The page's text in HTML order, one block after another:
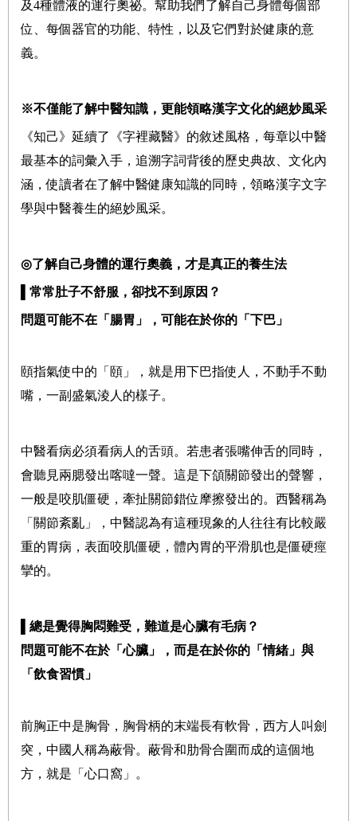
及4種體液的運行奧祕。幫助我們了解自己身體每個部
位、每個器官的功能、特性，以及它們對於健康的意
義。
※不僅能了解中醫知識 ，更能領略漢字文化的絕妙風采
《知己》延續了《字裡藏醫》的敘述風格，每章以中醫
最基本的詞彙入手，追溯字詞背後的歷史典故、文化內
涵，使讀者在了解中醫健康知識的同時，領略漢字文字
學與中醫養生的絕妙風采。
◎了解自己身體的運行奧義，才是真正的養生法
▌常常肚子不舒服，卻找不到原因？
問題可能不在「腸胃」，可能在於你的「下巴」
頤指氣使中的「頤」，就是用下巴指使人，不動手不動
嘴，一副盛氣淩人的樣子。
中醫看病必須看病人的舌頭。若患者張嘴伸舌的同時，
會聽見兩腮發出喀噠一聲。這是下頜關節發出的聲響，
一般是咬肌僵硬，牽扯關節錯位摩擦發出的。西醫稱為
「關節紊亂」，中醫認為有這種現象的人往往有比較嚴
重的胃病，表面咬肌僵硬，體內胃的平滑肌也是僵硬痙
攣的。
總是覺得胸悶難受，難道是心臟有毛病？
問題可能不在於「心臟」，而是在於你的「情緒」與
「飲食習慣」
前胸正中是胸骨，胸骨柄的末端長有軟骨，西方人叫劍
突，中國人稱為蔽骨。蔽骨和肋骨合圍而成的這個地
方，就是「心口窩」。